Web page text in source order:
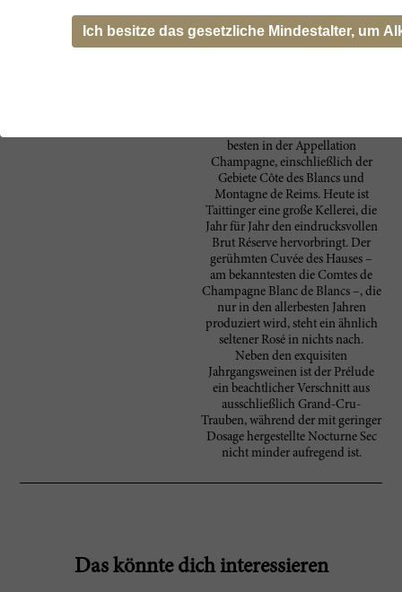
Seitdem ist das Champagnerhaus
im Besitz der Familie Taittinger,
die zu den großen Namen in
besten in der Appellation
Champagne, einschließlich der
Gebiete Côte des Blancs und
Montagne de Reims. Heute ist
Taittinger eine große Kellerei, die
Jahr für Jahr den eindrucksvollen
Brut Réserve hervorbringt. Der
gerühmten Cuvée des Hauses –
am bekanntesten die Comtes de
Champagne Blanc de Blancs –, die
nur in den allerbesten Jahren
produziert wird, steht ein ähnlich
seltener Rosé in nichts nach.
Neben den exquisiten
Jahrgangsweinen ist der Prélude
ein beachtlicher Verschnitt aus
ausschließlich Grand-Cru-
Trauben, während der mit geringer
Dosage hergestellte Nocturne Sec
nicht minder aufregend ist.
Das könnte dich interessieren
Ich besitze das gesetzliche Mindestalter, um